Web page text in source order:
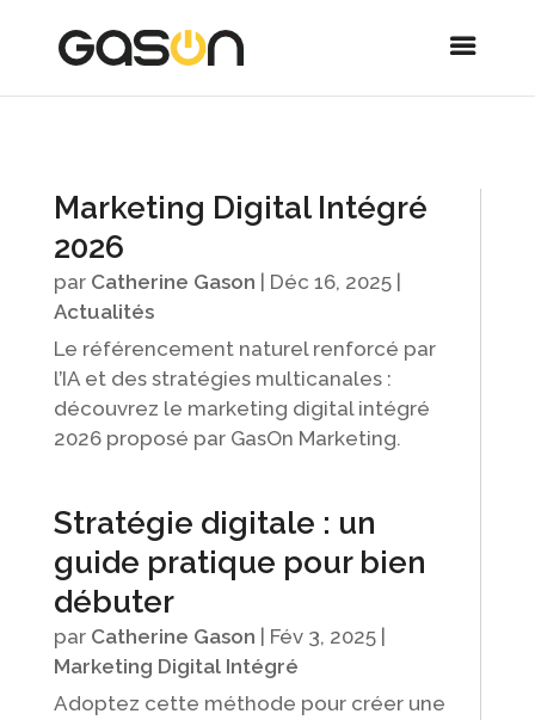
Marketing Digital Intégré
2026
par Catherine Gason Déc 16, 2025|
Actualités
Le référencement naturel renforcé par
l’IA et des stratégies multicanales :
découvrez le marketing digital intégré
2026 proposé par GasOn Marketing.
Stratégie digitale : un
guide pratique pour bien
débuter
par Catherine Gason Fév 3, 2025|
Marketing Digital Intégré
Adoptez cette méthode pour créer une